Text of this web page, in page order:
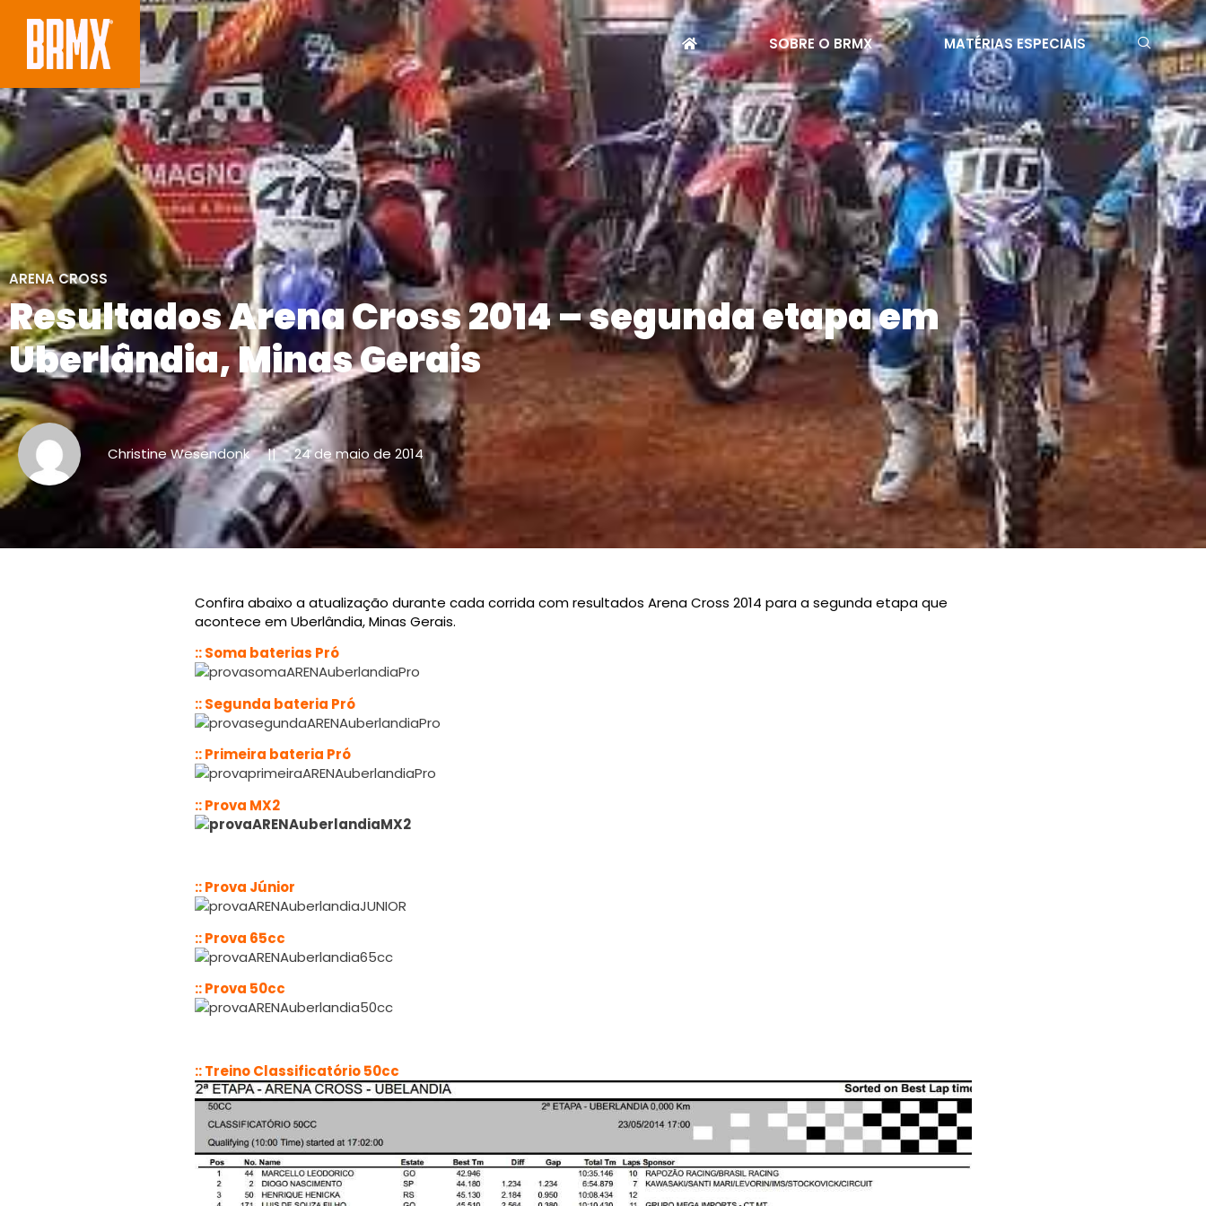
SOBRE O BRMX MATÉRIAS ESPECIAIS
ARENA CROSS
Resultados Arena Cross 2014 – segunda etapa em
Uberlândia, Minas Gerais
Christine Wesendonk || 24 de maio de 2014
Confira abaixo a atualização durante cada corrida com resultados Arena Cross 2014 para a segunda etapa que
acontece em Uberlândia, Minas Gerais.
:: Soma baterias Pró
:: Segunda bateria Pró
:: Primeira bateria Pró
:: Prova MX2
:: Prova Júnior
:: Prova 65cc
:: Prova 50cc
:: Treino Classificatório 50cc